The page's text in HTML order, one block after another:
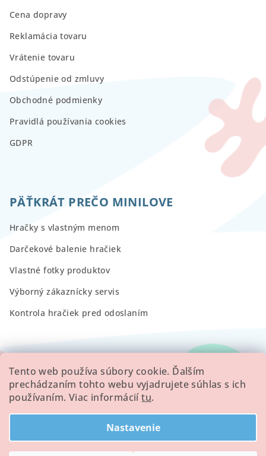
Tento web používa súbory cookie. Ďalším
prechádzaním tohto webu vyjadrujete súhlas s ich
používaním. Viac informáciítu.
Nastavenie
Cena dopravy
Reklamácia tovaru
Vrátenie tovaru
Odstúpenie od zmluvy
Obchodné podmienky
Pravidlá používania cookies
GDPR
PÄŤKRÁT PREČO MINILOVE
Hračky s vlastným menom
Darčekové balenie hračiek
Vlastné fotky produktov
Výborný zákaznícky servis
Kontrola hračiek pred odoslaním
RECENZIE
Všetky hodnotenie obchodu
Copyright 2026Minilove. Všetky práva vyhradené.